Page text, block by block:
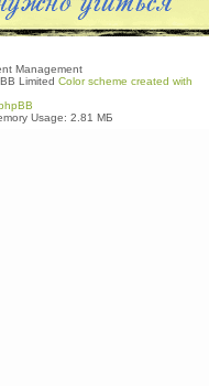
Management
Limited Color scheme created with
Usage: 2.81 МБ